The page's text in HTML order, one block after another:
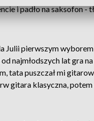
i padło na saksofon -
Julii pierwszym
najmłodszych lat gra
tata puszczał mi
gitara klasyczna,